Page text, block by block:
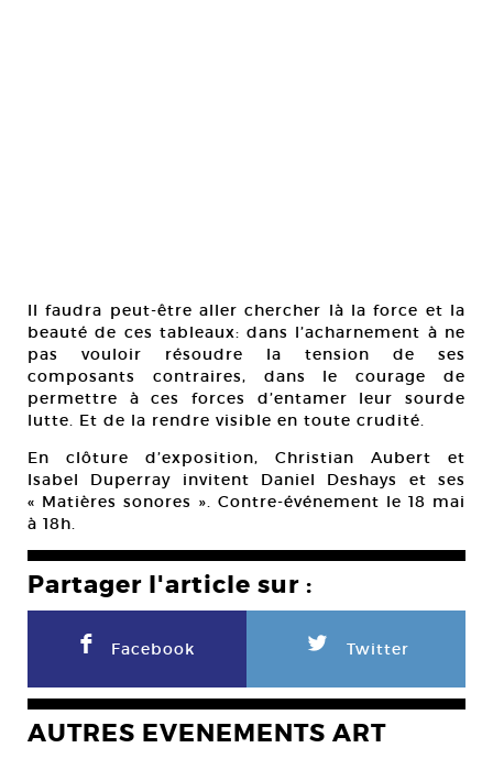
Il faudra peut-être aller chercher là la force et la
beauté de ces tableaux: dans l’acharnement à ne
pas vouloir résoudre la tension de ses
composants contraires, dans le courage de
permettre à ces forces d’entamer leur sourde
lutte. Et de la rendre visible en toute crudité.
En clôture d’exposition, Christian Aubert et
Isabel Duperray invitent Daniel Deshays et ses
« Matières sonores ». Contre-événement le 18 mai
à 18h.
Partager l'article sur :
F Facebook L Twitter
AUTRES EVENEMENTS ART